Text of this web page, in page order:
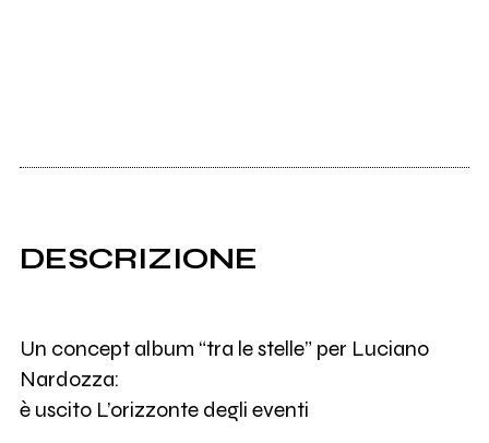
DESCRIZIONE
Un concept album “tra le stelle” per Luciano
Nardozza:
è uscito L’orizzonte degli eventi